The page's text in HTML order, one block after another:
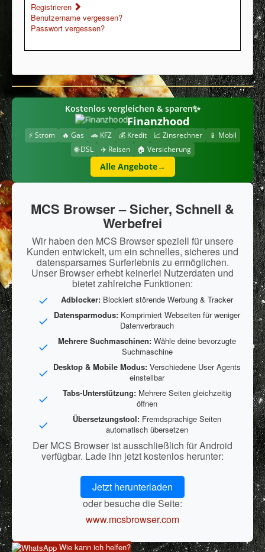
Registrieren
Benutzername vergessen?
Passwort vergessen?
Finanzhood
⚡ Strom 🔥 Gas 🚗 KFZ 💰 Kredit 📈 Zinsrechner
📱 Mobil
🌐 DSL
✈️ Reisen 🏠 Versicherung
Kostenlos vergleichen & sparen✨
Alle Angebote→
MCS Browser – Sicher, Schnell &
Werbefrei
Wir haben den MCS Browser speziell für unsere
Kunden entwickelt, um ein schnelles, sicheres und
datensparsames Surferlebnis zu ermöglichen.
Unser Browser erhebt keinerlei Nutzerdaten und
bietet zahlreiche Funktionen:
Adblocker: Blockiert störende Werbung & Tracker
Datensparmodus: Komprimiert Webseiten für weniger
Datenverbrauch
Mehrere Suchmaschinen: Wähle deine bevorzugte
Suchmaschine
Desktop & Mobile Modus: Verschiedene User Agents
einstellbar
Tabs-Unterstützung: Mehrere Seiten gleichzeitig
öffnen
Übersetzungstool: Fremdsprachige Seiten
automatisch übersetzen
Der MCS Browser ist ausschließlich für Android
verfügbar. Lade ihn jetzt kostenlos herunter:
Jetzt herunterladen
oder besuche die Seite:
www.mcsbrowser.com
Wie kann ich helfen?